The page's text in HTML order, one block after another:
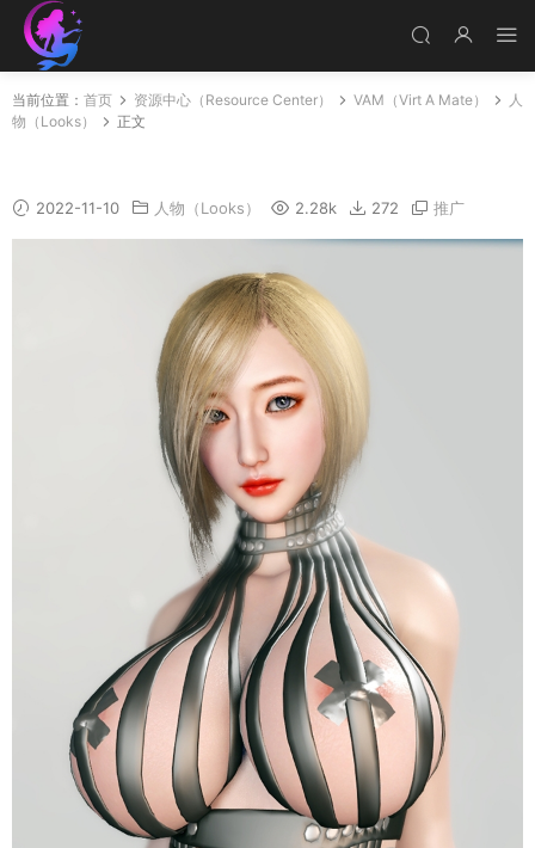
当前位置： 首页 资源中心（Resource Center） VAM（Virt A Mate）
人
物（Looks）
正文
2022-11-10 人物（Looks） 2.28k 272 推广